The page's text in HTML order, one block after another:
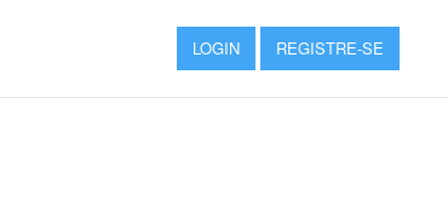
LOGIN REGISTRE-SE